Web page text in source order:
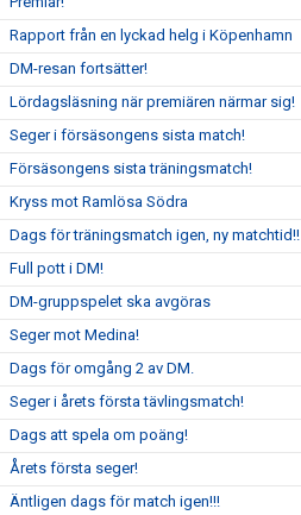
Rapport från en lyckad helg i Köpenhamn
DM-resan fortsätter!
Lördagsläsning när premiären närmar sig!
Seger i försäsongens sista match!
Försäsongens sista träningsmatch!
Kryss mot Ramlösa Södra
Dags för träningsmatch igen, ny matchtid!!
Full pott i DM!
DM-gruppspelet ska avgöras
Seger mot Medina!
Dags för omgång 2 av DM.
Seger i årets första tävlingsmatch!
Dags att spela om poäng!
Årets första seger!
Äntligen dags för match igen!!!